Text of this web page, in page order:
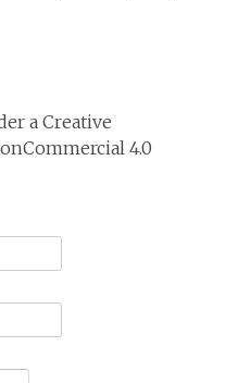
aCreative
4.0